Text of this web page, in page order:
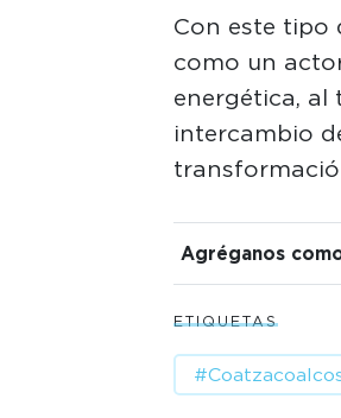
Con este tipo
como un
energética, al
intercambio
Agréganos
ETIQUETAS